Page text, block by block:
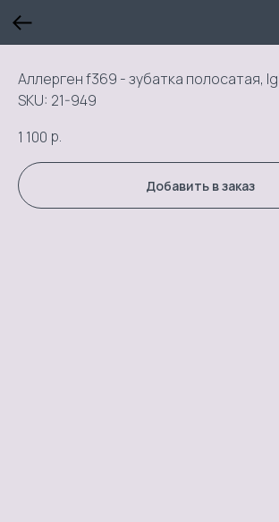
Аллерген f369 - зубатка полосатая,
SKU: 21-949
1 100 р.
Добавить в заказ